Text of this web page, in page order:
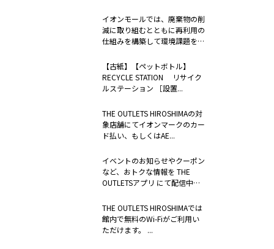
イオンモールでは、廃棄物の削
減に取り組むとともに再利用の
仕組みを構築して環境課題を解
【古紙】【ペットボトル】
RECYCLE STATION リサイク
ルステーション ［設置...
THE OUTLETS HIROSHIMAの対
象店舗にてイオンマークのカー
ド払い、もしくはAE...
イベントのお知らせやクーポン
など、おトクな情報を THE
OUTLETSアプリ にて配信中。
THE OUTLETS HIROSHIMAでは
館内で無料のWi-Fiがご利用い
ただけます。 ...